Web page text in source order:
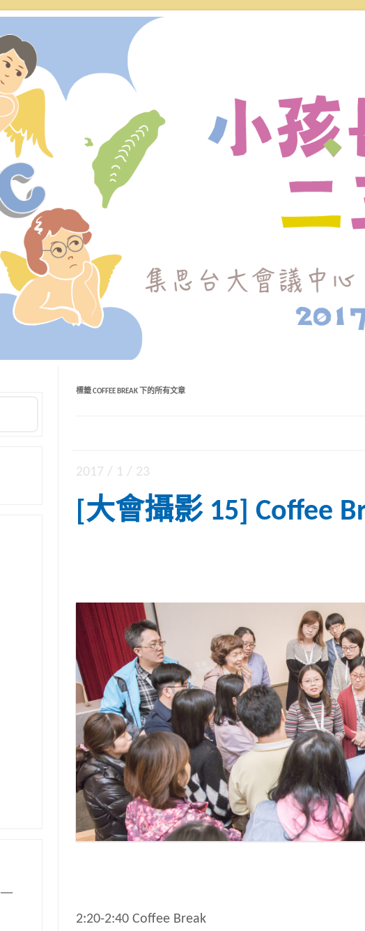
：小孩長大二三事
發，做最符合當代父母需求的規劃，聽到別人「高品
標籤COFFEE BREAK 下的所有文章
2017 / 1 / 23
[大會攝影 15] Coffee
2:20-2:40 Coffee Break